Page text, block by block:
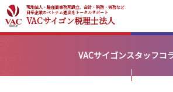
現地法人・駐在員事務所設立、会計・税務・労務など
日系企業のベトナム進出をトータルサポート
VACサイゴン税理士法人
VACサイゴンスタッフコ